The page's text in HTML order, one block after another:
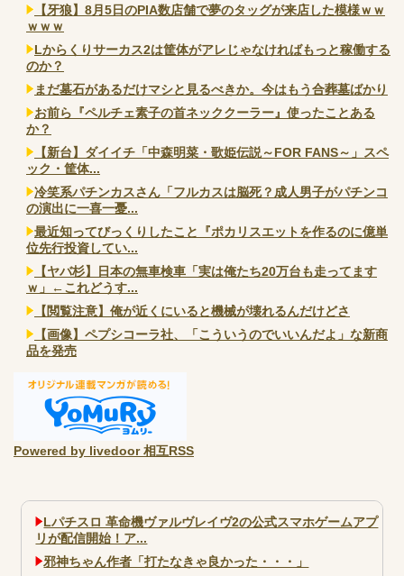
【牙狼】8月5日のPIA数店舗で夢のタッグが来店した模様ｗｗ
ｗｗｗ
Lからくりサーカス2は筐体がアレじゃなければもっと稼働する
のか？
まだ墓石があるだけマシと見るべきか。今はもう合葬墓ばかり
お前ら『ペルチェ素子の首ネッククーラー』使ったことある
か？
【新台】ダイイチ「中森明菜・歌姫伝説～FOR FANS～」スペ
ック・筐体...
冷笑系パチンカスさん「フルカスは脳死？成人男子がパチンコ
の演出に一喜一憂...
最近知ってびっくりしたこと『ポカリスエットを作るのに億単
位先行投資してい...
【ヤバ杉】日本の無車検車「実は俺たち20万台も走ってます
ｗ」←これどうす...
【閲覧注意】俺が近くにいると機械が壊れるんだけどさ
【画像】ペプシコーラ社、「こういうのでいいんだよ」な新商
品を発売
Powered by livedoor 相互RSS
Lパチスロ 革命機ヴァルヴレイヴ2の公式スマホゲームアプ
リが配信開始！ア...
邪神ちゃん作者「打たなきゃ良かった・・・」